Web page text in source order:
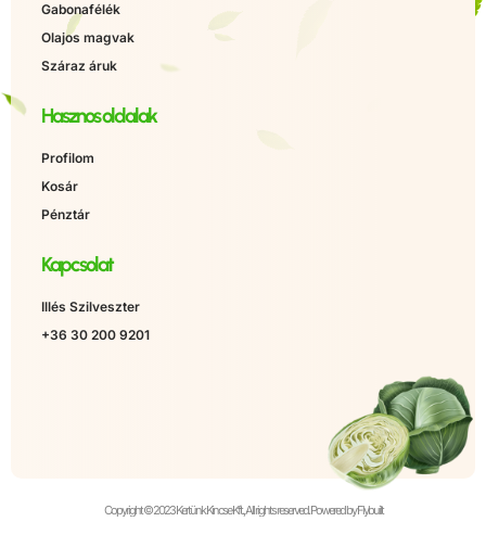
Gabonafélék
Olajos magvak
Száraz áruk
Hasznos oldalak
Profilom
Kosár
Pénztár
Kapcsolat
Illés Szilveszter
+36 30 200 9201
Copyright © 2023 Kertünk Kincse Kft., All rights reserved. Powered by Flybuilt